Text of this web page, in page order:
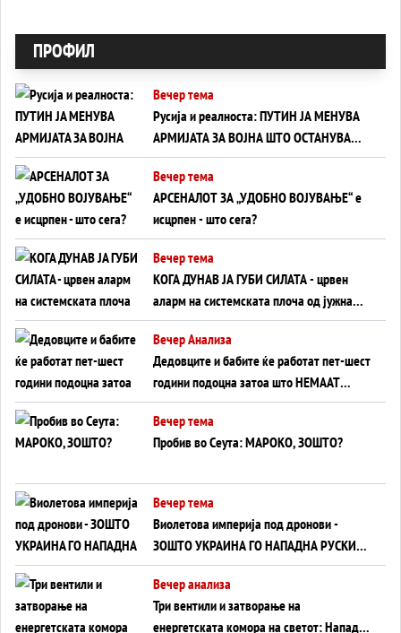
ПРОФИЛ
Вечер тема
Русија и реалноста: ПУТИН ЈА МЕНУВА
АРМИЈАТА ЗА ВОЈНА ШТО ОСТАНУВА
БЕЗ ФРОНТ
Вечер тема
АРСЕНАЛОТ ЗА „УДОБНО ВОЈУВАЊЕ“ е
исцрпен - што сега?
Вечер тема
КОГА ДУНАВ ЈА ГУБИ СИЛАТА - црвен
аларм на системската плоча од јужна
Германија до Црното Море...
Вечер Анализа
Дедовците и бабите ќе работат пет-шест
години подоцна затоа што НЕМААТ
ВНУЦИ ДА ГИ ЗАМЕНАТ
Вечер тема
Пробив во Сеута: МАРОКО, ЗОШТО?
Вечер тема
Виолетова империја под дронови -
ЗОШТО УКРАИНА ГО НАПАДНА РУСКИОТ
WILDBERRIES
Вечер анализа
Три вентили и затворање на
енергетската комора на светот: Нападот